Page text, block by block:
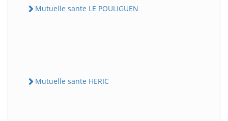
Mutuelle sante LE POULIGUEN
Mutuelle sante HERIC